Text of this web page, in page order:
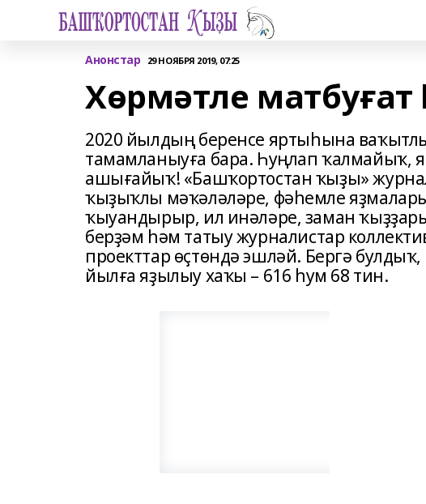
Анонстар 29 НОЯБРЯ 2019, 07:25
Хөрмәтле матбуғат
2020 йылдың беренсе яртыһына
тамамланыуға бара. Һуңлап ҡалмайыҡ,
ашығайыҡ! «Башҡортостан ҡыҙы»
ҡыҙыҡлы мәҡәләләре, фәһемле
ҡыуандырыр, ил инәләре, заман
берҙәм һәм татыу журна­листар
проекттар өҫтөндә эшләй. Бергә
йылға яҙылыу хаҡы – 616 һум 68 тин.